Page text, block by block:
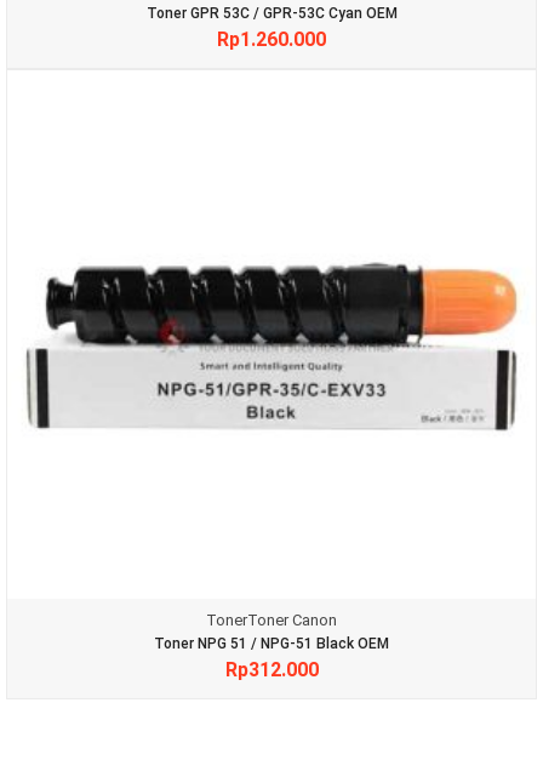
Toner GPR 53C / GPR-53C Cyan OEM
Rp1.260.000
TonerToner Canon
Toner NPG 51 / NPG-51 Black OEM
Rp312.000